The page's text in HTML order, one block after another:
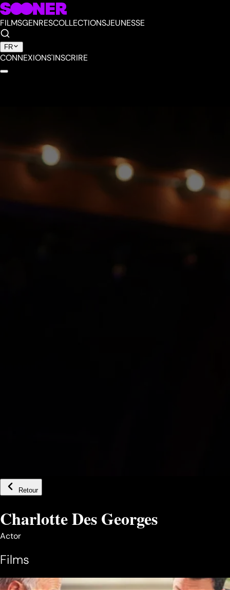
FILMSGENRESCOLLECTIONSJEUNESSE
FR
CONNEXIONS'INSCRIRE
Retour
Charlotte Des Georges
Actor
Films